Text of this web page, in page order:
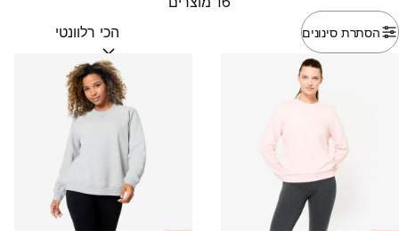
הסתרת סינונים מיין לפי:(optional)